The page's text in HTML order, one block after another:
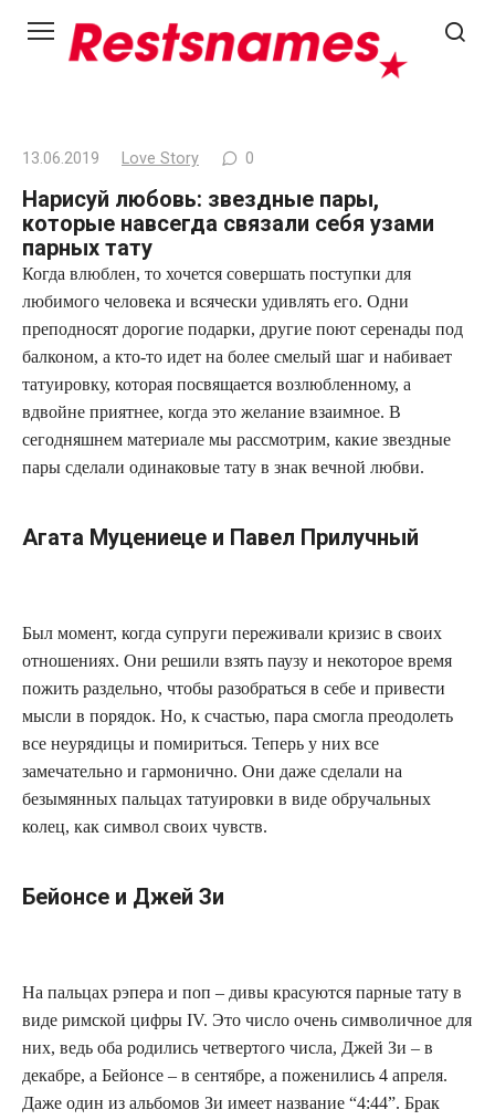
13.06.2019 Love Story 0
Нарисуй любовь: звездные пары,
которые навсегда связали себя узами
парных тату
Когда влюблен, то хочется совершать поступки для
любимого человека и всячески удивлять его. Одни
преподносят дорогие подарки, другие поют серенады под
балконом, а кто-то идет на более смелый шаг и набивает
татуировку, которая посвящается возлюбленному, а
вдвойне приятнее, когда это желание взаимное. В
сегодняшнем материале мы рассмотрим, какие звездные
пары сделали одинаковые тату в знак вечной любви.
Агата Муцениеце и Павел Прилучный
Был момент, когда супруги переживали кризис в своих
отношениях. Они решили взять паузу и некоторое время
пожить раздельно, чтобы разобраться в себе и привести
мысли в порядок. Но, к счастью, пара смогла преодолеть
все неурядицы и помириться. Теперь у них все
замечательно и гармонично. Они даже сделали на
безымянных пальцах татуировки в виде обручальных
колец, как символ своих чувств.
Бейонсе и Джей Зи
На пальцах рэпера и поп – дивы красуются парные тату в
виде римской цифры IV. Это число очень символичное для
них, ведь оба родились четвертого числа, Джей Зи – в
декабре, а Бейонсе – в сентябре, а поженились 4 апреля.
Даже один из альбомов Зи имеет название “4:44”. Брак